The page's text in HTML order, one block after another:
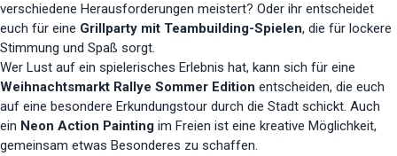
verschiedene Herausforderungen meistert? Oder ihr entscheidet
euch für eine Grillparty mit Teambuilding-Spielen, die für lockere
Stimmung und Spaß sorgt.
Wer Lust auf ein spielerisches Erlebnis hat, kann sich für eine
Weihnachtsmarkt Rallye Sommer Edition entscheiden, die euch
auf eine besondere Erkundungstour durch die Stadt schickt. Auch
ein Neon Action Painting im Freien ist eine kreative Möglichkeit,
gemeinsam etwas Besonderes zu schaffen.